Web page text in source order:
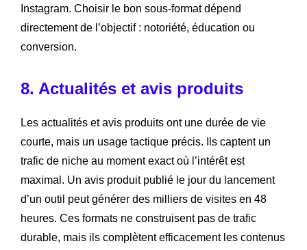
Instagram. Choisir le bon sous-format dépend
directement de l’objectif : notoriété, éducation ou
conversion.
8. Actualités et avis produits
Les actualités et avis produits ont une durée de vie
courte, mais un usage tactique précis. Ils captent un
trafic de niche au moment exact où l’intérêt est
maximal. Un avis produit publié le jour du lancement
d’un outil peut générer des milliers de visites en 48
heures. Ces formats ne construisent pas de trafic
durable, mais ils complètent efficacement les contenus